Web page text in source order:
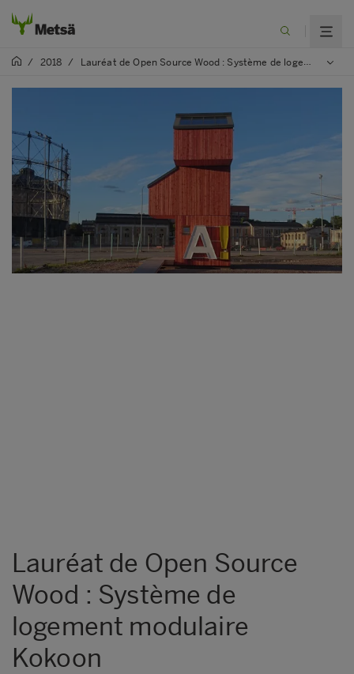
/ 2018 / Lauréat de Open Source Wood : Système de logement modulaire Kokoon
Lauréat de Open Source
Wood : Système de
logement modulaire
Kokoon